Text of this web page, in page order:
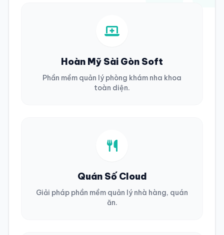
Hoàn Mỹ Sài Gòn Soft
Phần mềm quản lý phòng khám nha khoa
toàn diện.
Quán Số Cloud
Giải pháp phần mềm quản lý nhà hàng, quán
ăn.